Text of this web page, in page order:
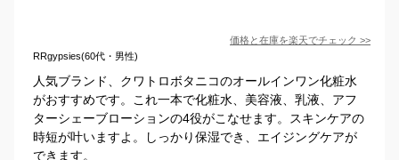
価格と在庫を楽天でチェック >>
RRgypsies(60代・男性)
人気ブランド、クワトロボタニコのオールインワン化粧水
がおすすめです。これ一本で化粧水、美容液、乳液、アフ
ターシェーブローションの4役がこなせます。スキンケアの
時短が叶いますよ。しっかり保湿でき、エイジングケアが
できます。